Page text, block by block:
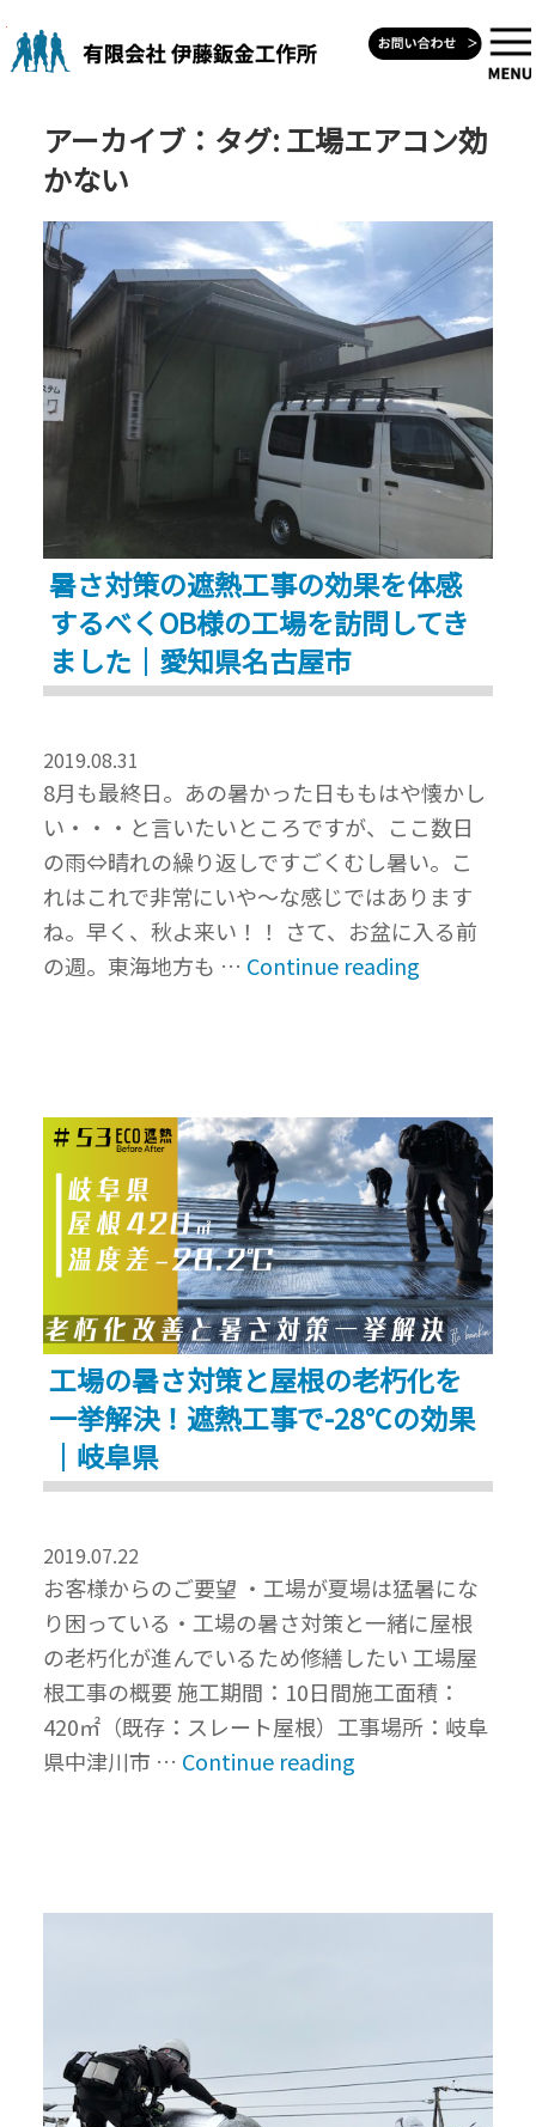
to
content
アーカイブ：タグ: 工場エアコン効
かない
暑さ対策の遮熱工事の効果を体感
するべくOB様の工場を訪問してき
ました｜愛知県名古屋市
2019.08.31
8月も最終日。あの暑かった日ももはや懐かし
い・・・と言いたいところですが、ここ数日
の雨⇔晴れの繰り返しですごくむし暑い。こ
れはこれで非常にいや～な感じではあります
ね。早く、秋よ来い！！ さて、お盆に入る前
の週。東海地方も … Continue reading“暑
遮
熱
工
事
の
効
果
を
体
す
く
OB
様
の
工
た
｜
工場の暑さ対策と屋根の老朽化を
一挙解決！遮熱工事で-28℃の効果
｜岐阜県
2019.07.22
お客様からのご要望 ・工場が夏場は猛暑にな
り困っている・工場の暑さ対策と一緒に屋根
の老朽化が進んでいるため修繕したい 工場屋
根工事の概要 施工期間：10日間施工面積：
420㎡（既存：スレート屋根）工事場所：岐阜
県中津川市 … Continue reading“工
根
の